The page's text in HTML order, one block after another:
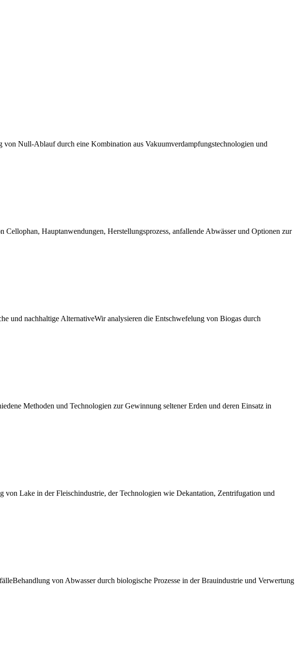
von Null-Ablauf durch eine Kombination aus Vakuumverdampfungstechnologien und
Cellophan, Hauptanwendungen, Herstellungsprozess, anfallende Abwässer und Optionen zur
und nachhaltige AlternativeWir analysieren die Entschwefelung von Biogas durch
Methoden und Technologien zur Gewinnung seltener Erden und deren Einsatz in
von Lake in der Fleischindustrie, der Technologien wie Dekantation, Zentrifugation und
Behandlung von Abwasser durch biologische Prozesse in der Brauindustrie und Verwertung